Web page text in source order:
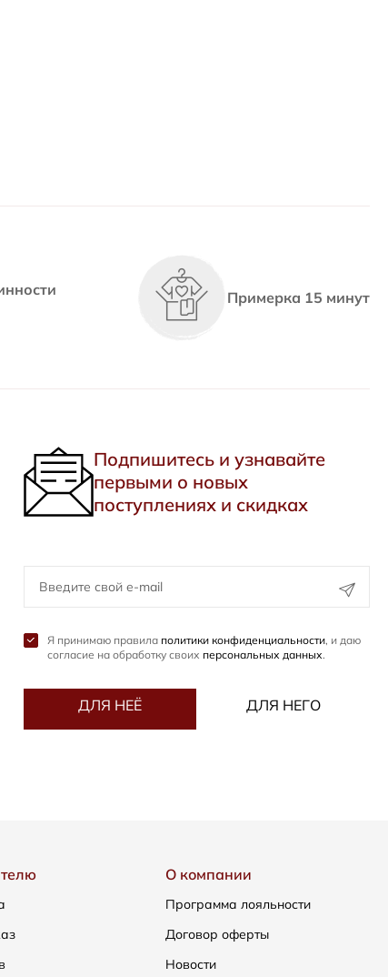
Примерка 15 минут
Подпишитесь и узнавайте
первыми о новых
поступлениях и скидках
Я принимаю правила политики конфиденциальности, и даю
согласие на обработку своих персональных данных.
ДЛЯ НЕЁ ДЛЯ НЕГО
О компании
Программа лояльности
Договор оферты
Новости